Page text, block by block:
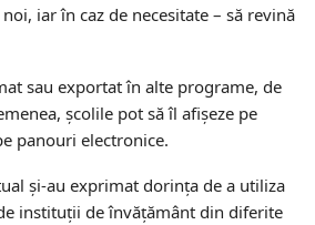
iar în caz de necesitate – să revină
sau exportat în alte programe, de
școlile pot să îl afișeze pe
panouri electronice.
și-au exprimat dorința de a utiliza
instituții de învățământ din diferite